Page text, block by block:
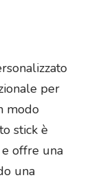
per
modo
stick è
offre una
una